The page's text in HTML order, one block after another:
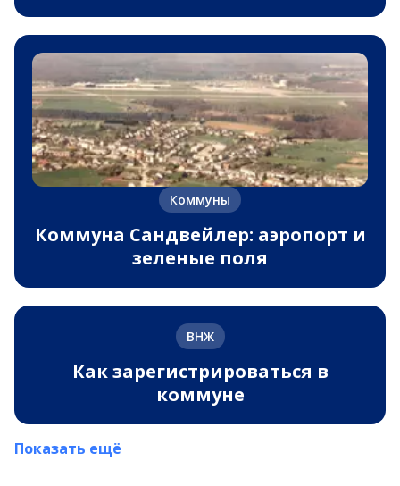
Коммуны
Коммуна Сандвейлер: аэропорт и
зеленые поля
ВНЖ
Как зарегистрироваться в
коммуне
Показать ещё